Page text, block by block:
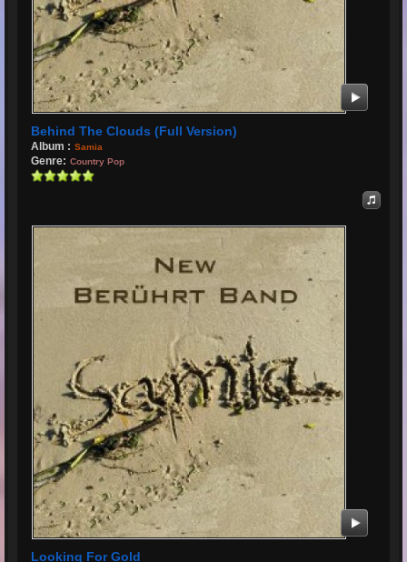
Behind The Clouds (Full Version)
Album : Samia
Genre: Country Pop
Looking For Gold